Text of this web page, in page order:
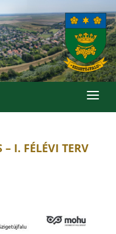
a
I. FÉLÉVI TERV